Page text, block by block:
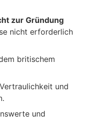
zur Gründung
nicht erforderlich
britischem
und
und